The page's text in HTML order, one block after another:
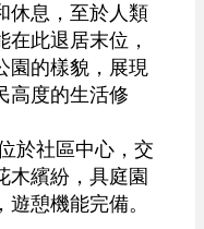
休息，至於人類
在此退居末位，
園的樣貌，展現
高度的生活修
於社區中心，交
木繽紛，具庭園
遊憩機能完備。